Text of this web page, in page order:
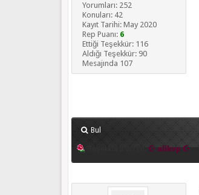
Yorumları: 252
Konuları: 42
Kayıt Tarihi: May 2020
Rep Puanı: 6
Ettiği Teşekkür: 116
Aldığı Teşekkür: 90
Mesajında 107
Bul
☪ alikvp ☪